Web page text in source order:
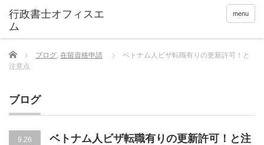
menu
Home ブログ, 在留資格申請
ベトナム人ビザ転職有りの更新許可！と
注意点
ブログ
9.26
ベトナム人ビザ転職有りの更新許可！と注